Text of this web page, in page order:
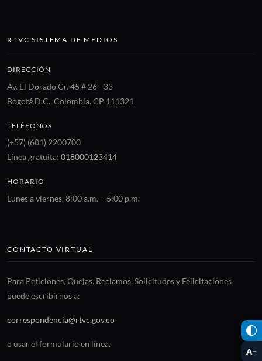
A−
RTVC SISTEMA DE MEDIOS
DIRECCIÓN
Av. El Dorado Cr. 45 # 26 - 33
Bogotá D.C., Colombia. CP 111321
TELÉFONOS
(+57) (601) 2200700
Línea gratuita: 018000123414
HORARIO
Lunes a viernes, 8:00 a.m. – 5:00 p.m.
CONTACTO VIRTUAL
Para Peticiones, Quejas, Reclamos, Solicitudes y Felicitaciones
puede escribirnos a:
correspondencia@rtvc.gov.co
o usar el formulario en línea.